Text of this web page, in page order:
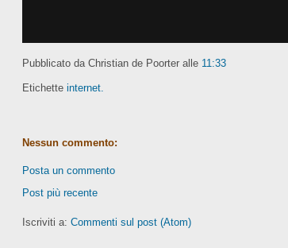
Pubblicato da Christian de Poorter alle 11:33
Etichette internet.
Nessun commento:
Posta un commento
Post più recente
Iscriviti a: Commenti sul post (Atom)